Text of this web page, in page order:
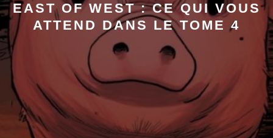
EAST OF WEST : CE QUI VOUS
ATTEND DANS LE TOME 4